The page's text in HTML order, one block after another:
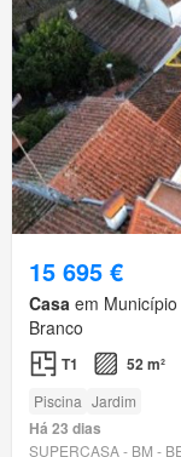
15 695 €
Casa em
Branco
T1 52 m²
Piscina Jardim
Há 23 dias